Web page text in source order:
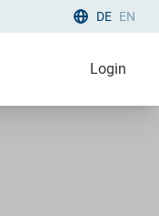
DE EN
Login